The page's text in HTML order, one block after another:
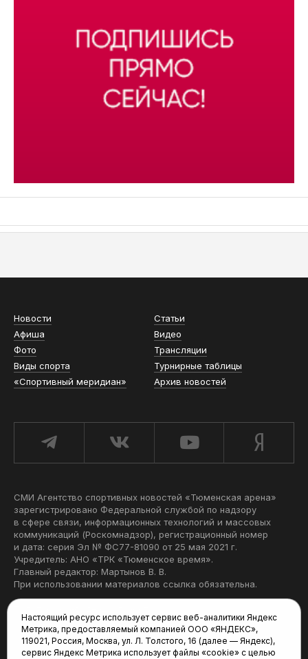
Новости
Статьи
Афиша
Видео
Фото
Трансляции
Виды спорта
Турнирные таблицы
«Спортивный меридиан»
Архив новостей
СМИ Агентство спортивных новостей «Тюменская арена»
зарегистрировано Федеральной службой по надзору
в сфере связи, информационных технологий и массовых
коммуникаций (Роскомнадзор), регистрационный номер
и дата: серия Эл № ФС77-81090 от 25 мая 2021 г.
Учредитель: АНО «ТРК «Тюменское время».
Главный редактор: Мартынов В. В.
При использовании материалов ссылка обязательна.
Редакция:
625035, Тюмень, пр. Геологоразведчиков, 28А
Настоящий ресурс использует сервис веб-аналитики Яндекс
Метрика, предоставляемый компанией ООО «ЯНДЕКС»,
119021, Россия, Москва, ул. Л. Толстого, 16 (далее — Яндекс),
сервис Яндекс Метрика использует файлы «cookie» с целью